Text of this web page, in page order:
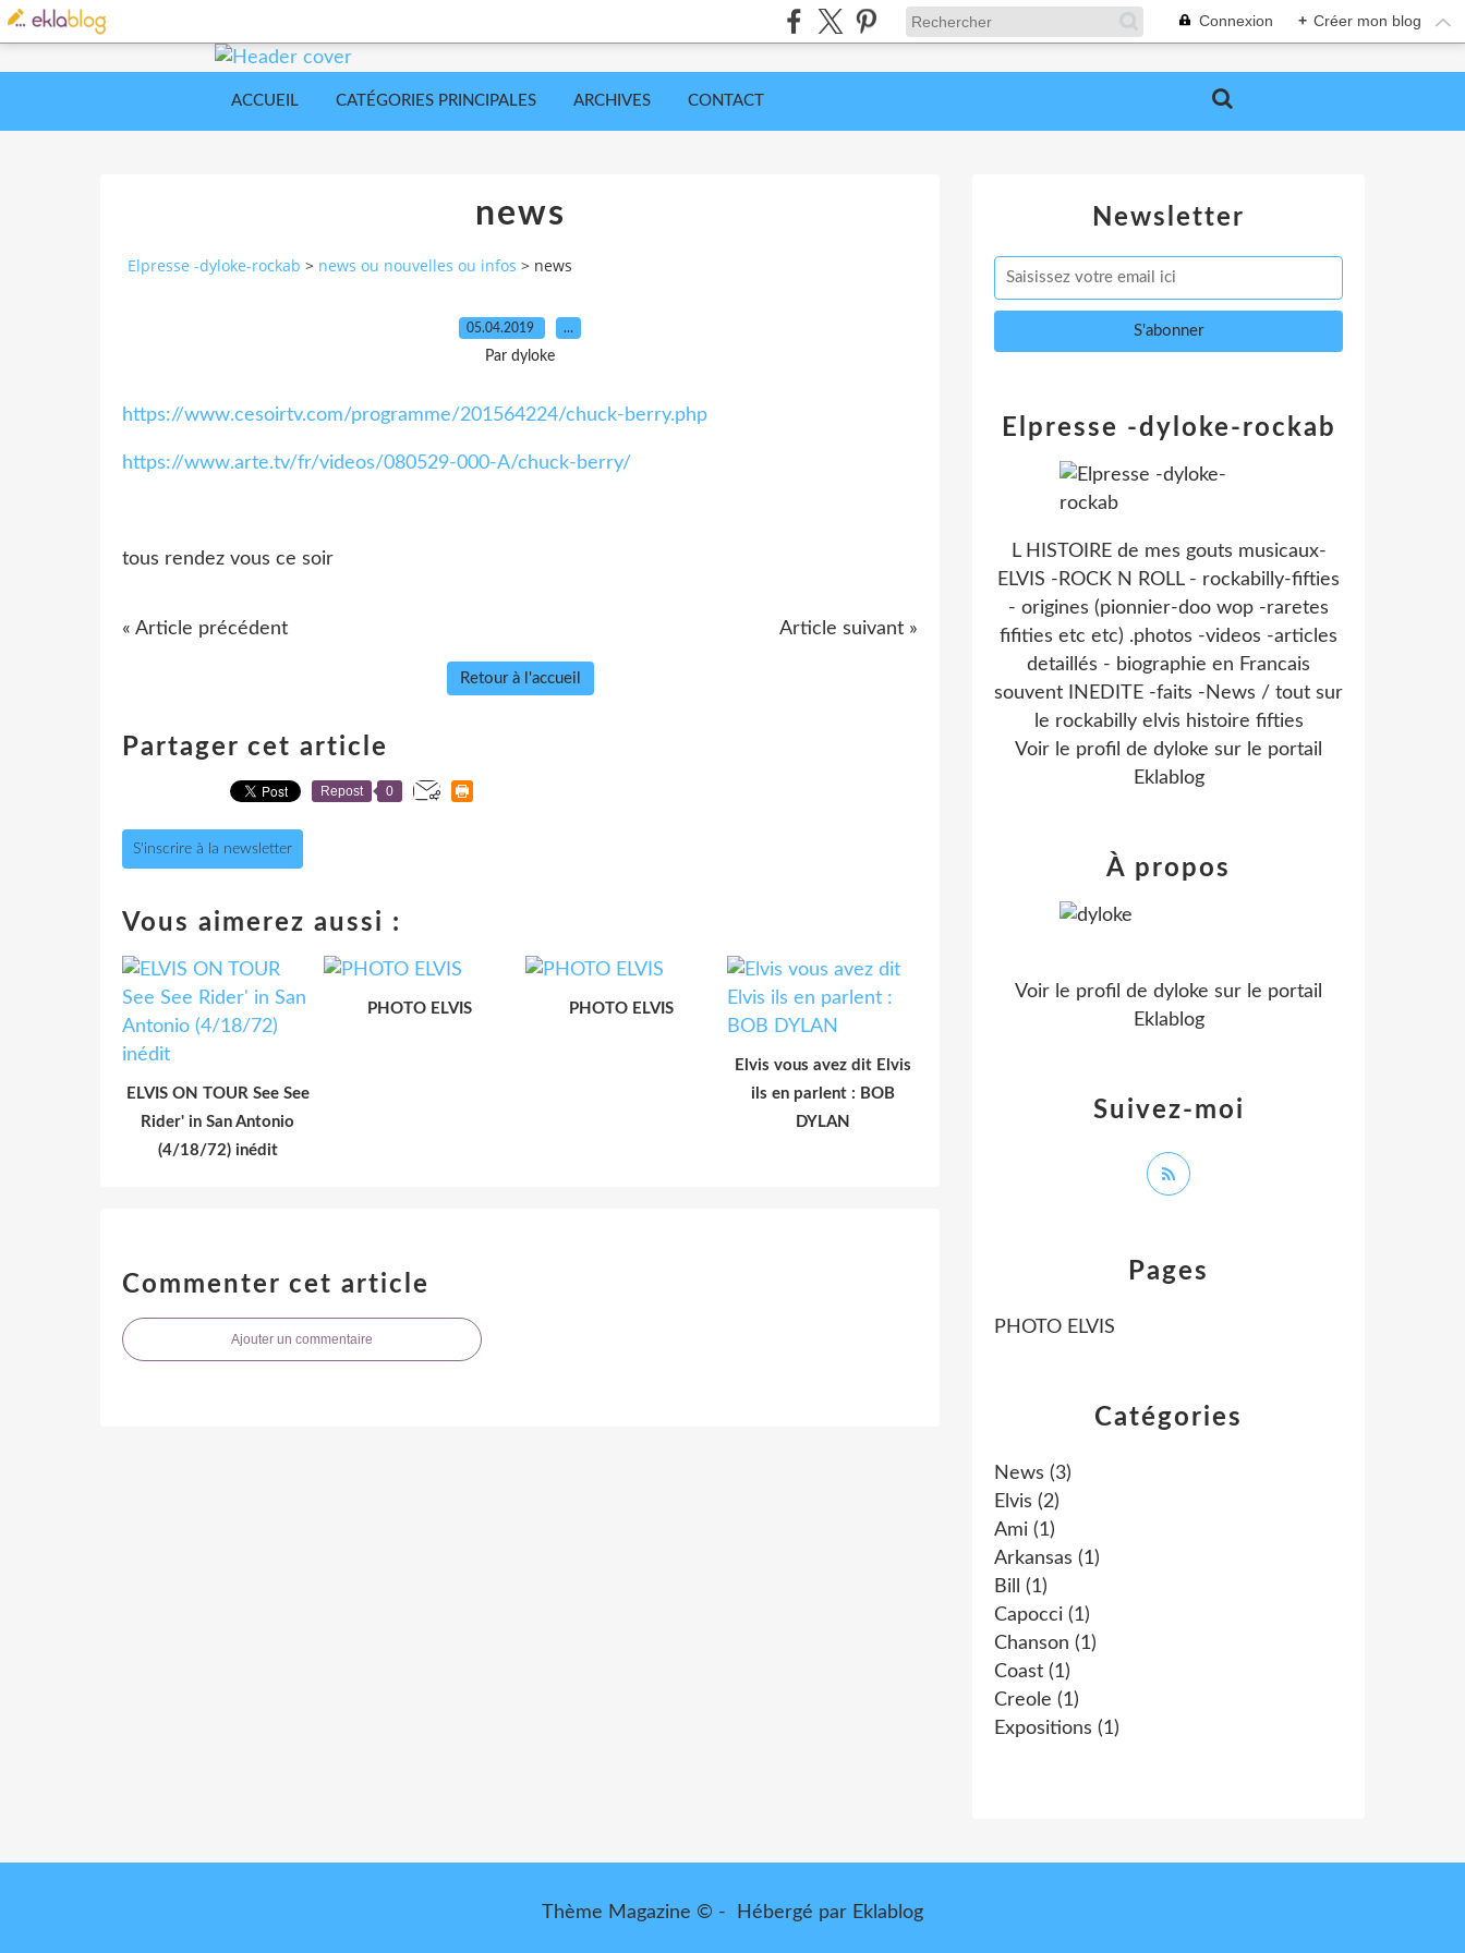
Connexion + Créer mon blog
ACCUEIL CATÉGORIES PRINCIPALES ARCHIVES CONTACT
news
Elpresse -dyloke-rockab > news ou nouvelles ou infos > news
05.04.2019 …
Par dyloke
https://www.cesoirtv.com/programme/201564224/chuck-berry.php
https://www.arte.tv/fr/videos/080529-000-A/chuck-berry/
tous rendez vous ce soir
« Article précédent Article suivant »
Retour à l'accueil
Partager cet article
Repost 0
S'inscrire à la newsletter
Vous aimerez aussi :
ELVIS ON TOUR See See
Rider' in San Antonio
(4/18/72) inédit
PHOTO ELVIS PHOTO ELVIS
Elvis vous avez dit Elvis
ils en parlent : BOB
DYLAN
Commenter cet article
Ajouter un commentaire
Newsletter
Catégories
News (3)
Elvis (2)
Ami (1)
Arkansas (1)
Bill
(1)
Capocci (1)
Chanson (1)
Coast (1)
Creole (1)
Expositions (1)
Pages
PHOTO ELVIS
Elpresse -dyloke-rockab
L HISTOIRE de mes gouts musicaux-
ELVIS -ROCK N ROLL - rockabilly-fifties
- origines (pionnier-doo wop -raretes
fifities etc etc) .photos -videos -articles
detaillés - biographie en Francais
souvent INEDITE -faits -News / tout sur
le rockabilly elvis histoire fifties
Voir le profil de dyloke sur le portail
Eklablog
Suivez-moi
À propos
Voir le profil de dyloke sur le portail
Eklablog
Thème Magazine © - Hébergé par Eklablog